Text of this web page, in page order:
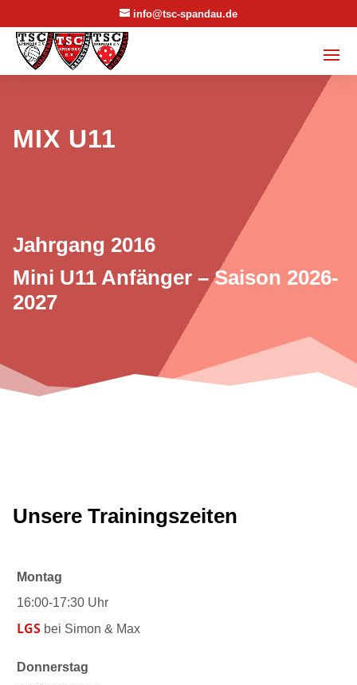
info@tsc-spandau.de
MIX U11
Jahrgang 2016
Mini U11 Anfänger – Saison 2026-
2027
Unsere Trainingszeiten
Montag
16:00-17:30 Uhr
LGSbei Simon & Max
Donnerstag